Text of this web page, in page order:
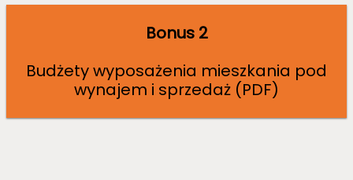
Bonus 2
Budżety wyposażenia mieszkania pod
wynajem i sprzedaż (PDF)